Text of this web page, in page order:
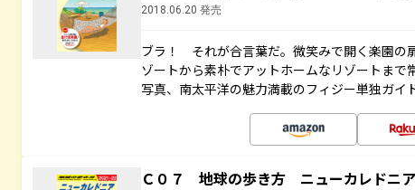
2018.06.20 発売
ブラ！ それが合言葉だ。微笑みで開く楽園の
ゾートから素朴でアットホームなリゾートま
写真、南太平洋の魅力満載のフィジー単独ガイ
Ｃ０７ 地球の歩き方 ニューカレドニ